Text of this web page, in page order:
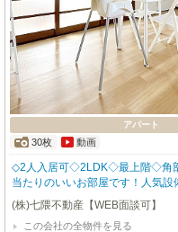
アパート
30枚 動画
◇2人入居可◇2LDK◇最上階◇角
当たりのいいお部屋です！人気
コンビニ、ドラックストアがそ
学校もあり、ファミリー入居もお
(株)七隈不動産【WEB面談可】
この会社の全物件を見る